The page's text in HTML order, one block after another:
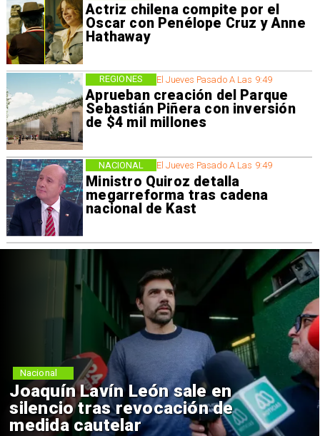
Actriz chilena compite por el
Oscar con Penélope Cruz y Anne
Hathaway
El Jueves Pasado A Las 9:49
Aprueban creación del Parque
Sebastián Piñera con inversión
de $4 mil millones
REGIONES
El Jueves Pasado A Las 9:49
Ministro Quiroz detalla
megarreforma tras cadena
nacional de Kast
NACIONAL
Joaquín Lavín León sale en
silencio tras revocación de
medida cautelar
Nacional